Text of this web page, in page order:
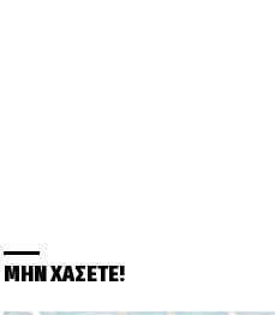
ΜΗΝ ΧΑΣΕΤΕ!